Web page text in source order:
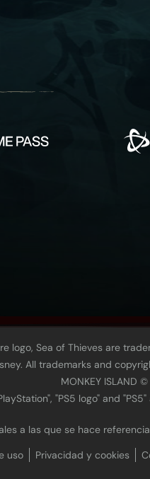
logo, Sea of Thieves are
All trademarks and
MONKEY ISLAND
"PS5 logo" and
a las que se hace
uso Privacidad y cookies